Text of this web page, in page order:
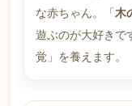
な赤ちゃん。「木
遊ぶのが大好きで
覚」を養えます。